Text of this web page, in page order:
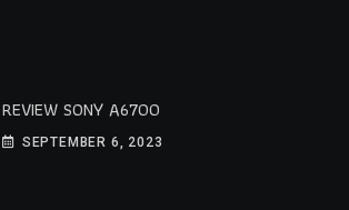
REVIEW SONY A6700
SEPTEMBER 6, 2023